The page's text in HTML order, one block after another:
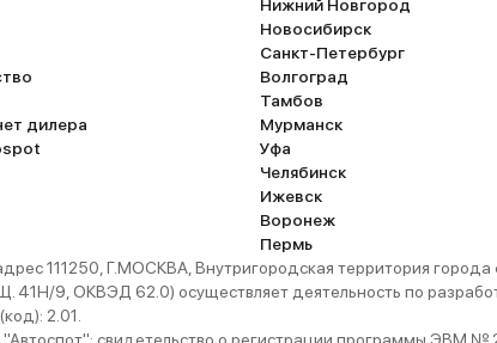
дилера
Нижний Новгород
Новосибирск
Санкт-Петербург
Волгоград
Тамбов
Мурманск
Уфа
Челябинск
Ижевск
Воронеж
Пермь
111250, Г.МОСКВА, Внутригородская территория
ОКВЭД 62.0) осуществляет деятельность по
2.01.